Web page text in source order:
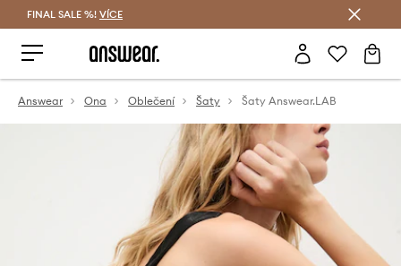
FINAL SALE %! VÍCE
Answear Ona Oblečení Šaty Šaty Answear.LAB